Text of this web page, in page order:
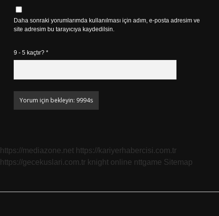
Daha sonraki yorumlarımda kullanılması için adım, e-posta adresim ve
site adresim bu tarayıcıya kaydedilsin.
9 - 5 kaçtır? *
https://mediazone.net https://kariyerhabercisi.com.tr
https://gecekuslari.com.tr knight online nttgame Sitemap